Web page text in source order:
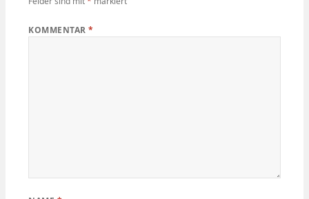
KOMMENTAR*